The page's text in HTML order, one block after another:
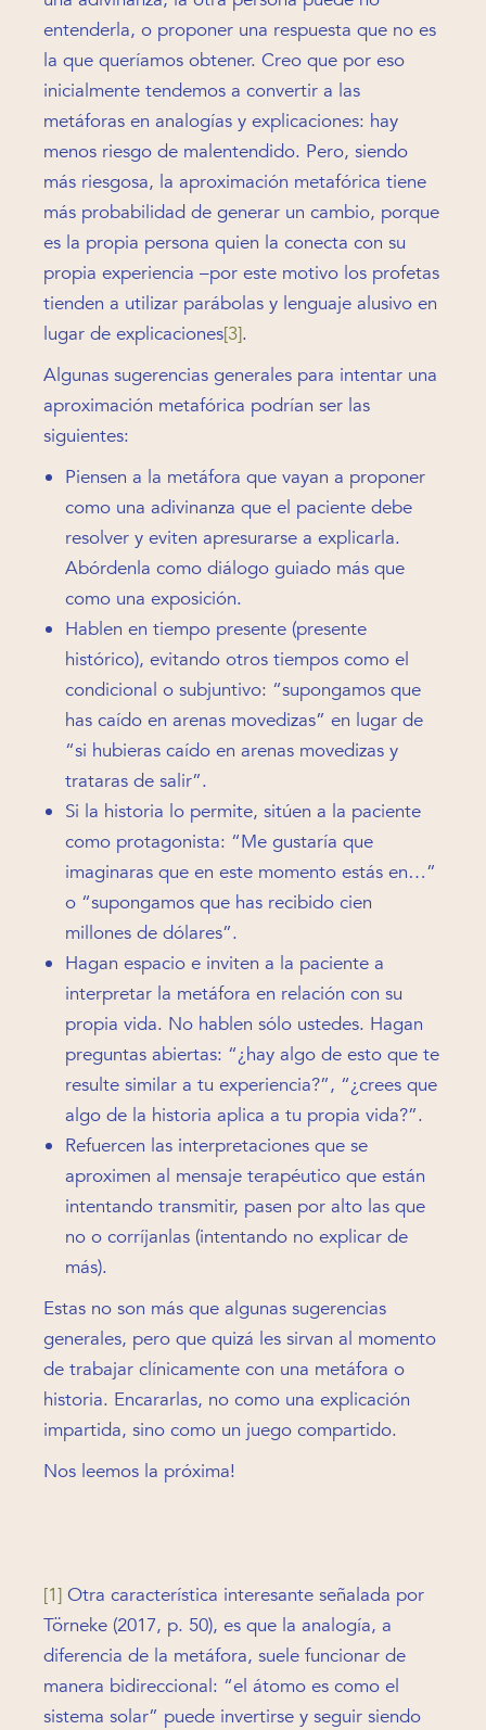
entenderla, o proponer una respuesta que no es
la que queríamos obtener. Creo que por eso
inicialmente tendemos a convertir a las
metáforas en analogías y explicaciones: hay
menos riesgo de malentendido. Pero, siendo
más riesgosa, la aproximación metafórica tiene
más probabilidad de generar un cambio, porque
es la propia persona quien la conecta con su
propia experiencia –por este motivo los profetas
tienden a utilizar parábolas y lenguaje alusivo en
lugar de explicaciones[3].
Algunas sugerencias generales para intentar una
aproximación metafórica podrían ser las
siguientes:
Piensen a la metáfora que vayan a proponer
como una adivinanza que el paciente debe
resolver y eviten apresurarse a explicarla.
Abórdenla como diálogo guiado más que
como una exposición.
Hablen en tiempo presente (presente
histórico), evitando otros tiempos como el
condicional o subjuntivo: “supongamos que
has caído en arenas movedizas” en lugar de
“si hubieras caído en arenas movedizas y
trataras de salir”.
Si la historia lo permite, sitúen a la paciente
como protagonista: “Me gustaría que
imaginaras que en este momento estás en…”
o “supongamos que has recibido cien
millones de dólares”.
Hagan espacio e inviten a la paciente a
interpretar la metáfora en relación con su
propia vida. No hablen sólo ustedes. Hagan
preguntas abiertas: “¿hay algo de esto que te
resulte similar a tu experiencia?”, “¿crees que
algo de la historia aplica a tu propia vida?”.
Refuercen las interpretaciones que se
aproximen al mensaje terapéutico que están
intentando transmitir, pasen por alto las que
no o corríjanlas (intentando no explicar de
más).
Estas no son más que algunas sugerencias
generales, pero que quizá les sirvan al momento
de trabajar clínicamente con una metáfora o
historia. Encararlas, no como una explicación
impartida, sino como un juego compartido.
Nos leemos la próxima!
[1] Otra característica interesante señalada por
Törneke (2017, p. 50), es que la analogía, a
diferencia de la metáfora, suele funcionar de
manera bidireccional: “el átomo es como el
sistema solar” puede invertirse y seguir siendo